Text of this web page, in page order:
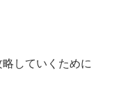
していくために